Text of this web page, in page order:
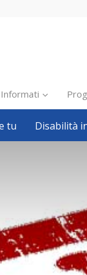
Informati
tu Disabilità